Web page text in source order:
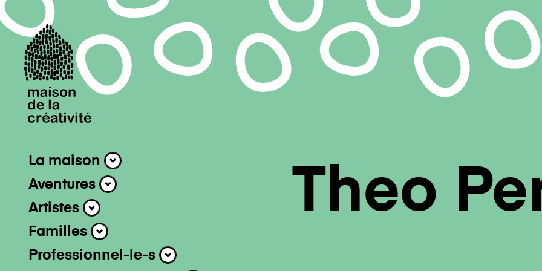
Navigation principale
La maison
La maison
Aventures
Aventures
Artistes
Artistes
Familles
Familles
Professionnel-le-s
Theo